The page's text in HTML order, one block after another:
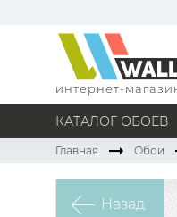
интернет-
КАТАЛОГ ОБОЕВ
МАТЕРИАЛ
Под покраску
Виниловые
Главная Обои
Назад